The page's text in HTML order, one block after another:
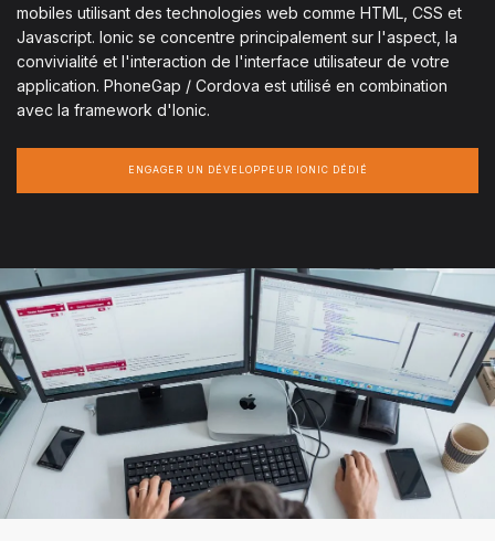
mobiles utilisant des technologies web comme HTML, CSS et
Javascript. Ionic se concentre principalement sur l'aspect, la
convivialité et l'interaction de l'interface utilisateur de votre
application. PhoneGap / Cordova est utilisé en combination
avec la framework d'Ionic.
ENGAGER UN DÉVELOPPEUR IONIC DÉDIÉ